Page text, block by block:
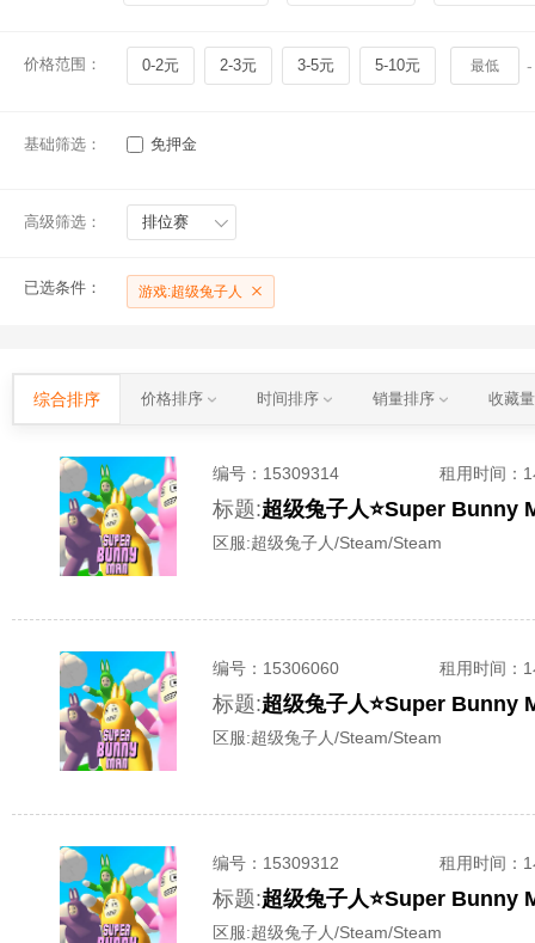
价格范围： 0-2元 2-3元 3-5元 5-10元 -
基础筛选： 免押金
高级筛选： 排位赛
已选条件： 游戏:超级兔子人
综合排序 价格排序 时间排序 销量排序 收藏
编号： 15309314 租用时间 ：
标题:超级兔子人⭐️Super
区服:超级兔子人/Steam/Steam
编号： 15306060 租用时间 ：
标题:超级兔子人⭐️Super
区服:超级兔子人/Steam/Steam
编号： 15309312 租用时间 ：
标题:超级兔子人⭐️Super
区服:超级兔子人/Steam/Steam